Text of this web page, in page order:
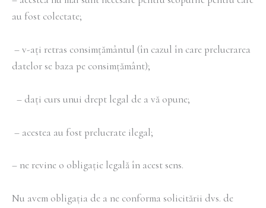
au fost colectate;
– v-ați retras consimțământul (în cazul în care prelucrarea
datelor se baza pe consimțământ);
– dați curs unui drept legal de a vă opune;
– acestea au fost prelucrate ilegal;
– ne revine o obligație legală în acest sens.
Nu avem obligația de a ne conforma solicitării dvs. de